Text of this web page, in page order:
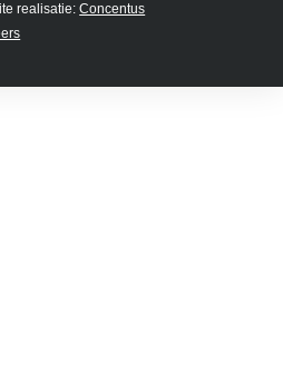
realisatie:Concentus